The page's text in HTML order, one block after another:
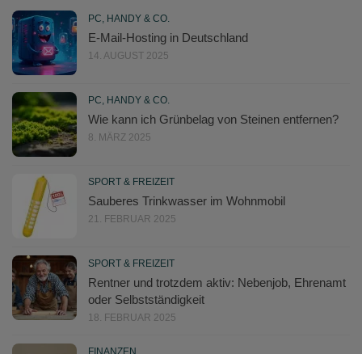
PC, HANDY & CO.
E-Mail-Hosting in Deutschland
14. AUGUST 2025
PC, HANDY & CO.
Wie kann ich Grünbelag von Steinen entfernen?
8. MÄRZ 2025
SPORT & FREIZEIT
Sauberes Trinkwasser im Wohnmobil
21. FEBRUAR 2025
SPORT & FREIZEIT
Rentner und trotzdem aktiv: Nebenjob, Ehrenamt
oder Selbstständigkeit
18. FEBRUAR 2025
FINANZEN